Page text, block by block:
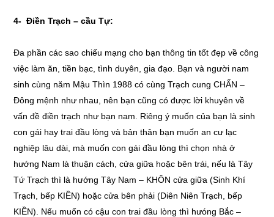
4- Điền Trạch – cầu Tự:
Đa phần các sao chiếu mạng cho bạn thông tin tốt đẹp về công
việc làm ăn, tiền bạc, tình duyên, gia đạo. Bạn và người nam
sinh cùng năm Mậu Thìn 1988 có cùng Trạch cung CHẨN –
Đông mệnh như nhau, nên bạn cũng có được lời khuyên về
vấn đề điền trạch như bạn nam. Riêng ý muốn của bạn là sinh
con gái hay trai đầu lòng và bản thân bạn muốn an cư lạc
nghiệp lâu dài, mà muốn con gái đầu lòng thì chọn nhà ở
hướng Nam là thuận cách, cửa giữa hoặc bên trái, nếu là Tây
Tứ Trạch thì là hướng Tây Nam – KHÔN cửa giữa (Sinh Khí
Trạch, bếp KIỀN) hoặc cửa bên phải (Diên Niên Trạch, bếp
KIỀN). Nếu muốn có cậu con trai đầu lòng thì hưóng Bắc –